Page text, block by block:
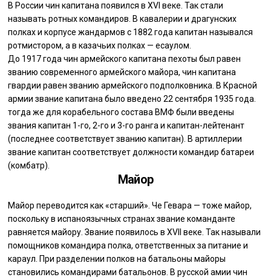
В России чин капитана появился в XVI веке. Так стали
называть ротных командиров. В кавалерии и драгунских
полках и корпусе жандармов с 1882 года капитан назывался
ротмистором, а в казачьих полках — есаулом.
До 1917 года чин армейского капитана пехоты был равен
званию современного армейского майора, чин капитана
гвардии равен званию армейского подполковника. В Красной
армии звание капитана было введено 22 сентября 1935 года.
тогда же для корабельного состава ВМФ были введены
звания капитан 1-го, 2-го и 3-го ранга и капитан-лейтенант
(последнее соответствует званию капитан). В артиллерии
звание капитан соответствует должности командир батареи
(комбатр).
Майор
Майор переводится как «старший». Че Гевара — тоже майор,
поскольку в испаноязычных странах звание команданте
равняется майору. Звание появилось в XVII веке. Так называли
помощников командира полка, ответственных за питание и
караул. При разделении полков на батальоны майоры
становились командирами батальонов. В русской амии чин